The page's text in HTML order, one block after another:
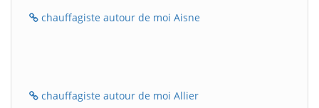
chauffagiste autour de moi Aisne
chauffagiste autour de moi Allier